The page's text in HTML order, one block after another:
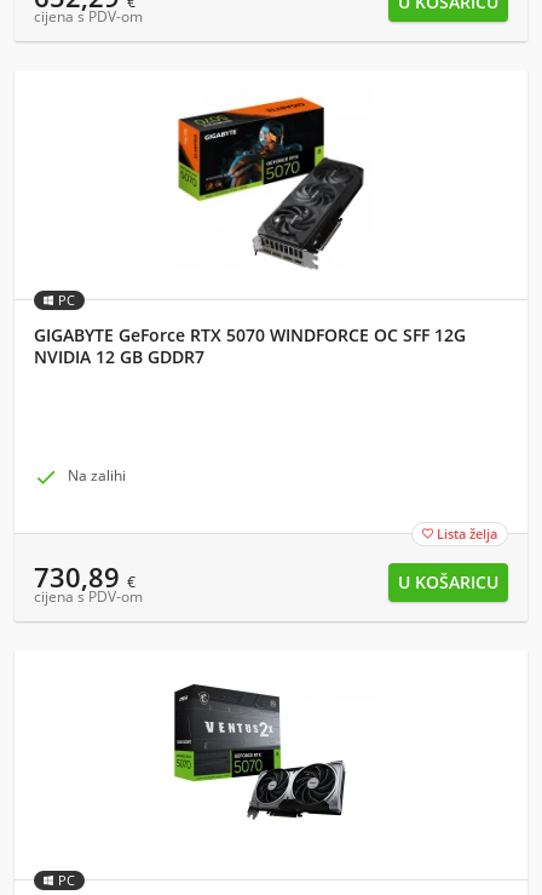
cijena s PDV-om
PC
GIGABYTE GeForce RTX 5070 WINDFORCE OC SFF 12G
NVIDIA 12 GB GDDR7
 Na zalihi
 Lista želja
730,89 €
cijena s PDV-om
PC